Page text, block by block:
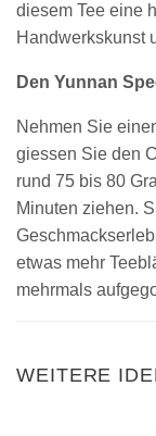
diesem Tee eine
Handwerkskunst
Den Yunnan
Nehmen Sie
giessen Sie den
rund 75 bis 80
Minuten ziehen.
etwas mehr
mehrmals
WEITERE